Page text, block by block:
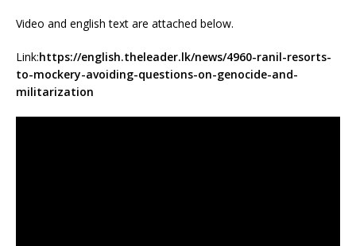
Video and english text are attached below.
Link:https://english.theleader.lk/news/4960-ranil-resorts-
to-mockery-avoiding-questions-on-genocide-and-
militarization